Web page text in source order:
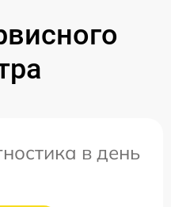
в день